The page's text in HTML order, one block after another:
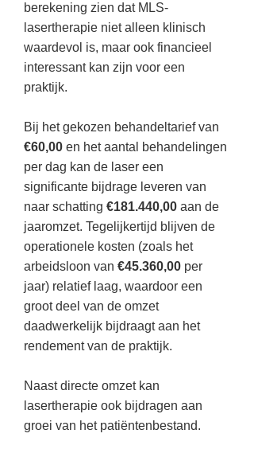
berekening zien dat MLS-
lasertherapie niet alleen klinisch
waardevol is, maar ook financieel
interessant kan zijn voor een
praktijk.
Bij het gekozen behandeltarief van
€60,00 en het aantal behandelingen
per dag kan de laser een
significante bijdrage leveren van
naar schatting €181.440,00 aan de
jaaromzet. Tegelijkertijd blijven de
operationele kosten (zoals het
arbeidsloon van €45.360,00 per
jaar) relatief laag, waardoor een
groot deel van de omzet
daadwerkelijk bijdraagt aan het
rendement van de praktijk.
Naast directe omzet kan
lasertherapie ook bijdragen aan
groei van het patiëntenbestand.